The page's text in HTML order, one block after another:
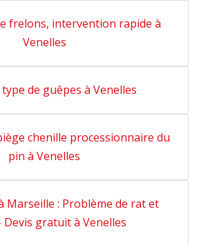
frelons, intervention rapide à
Venelles
de guêpes à Venelles
chenille processionnaire du
pin à Venelles
Marseille : Problème de rat et
Devis gratuit à Venelles